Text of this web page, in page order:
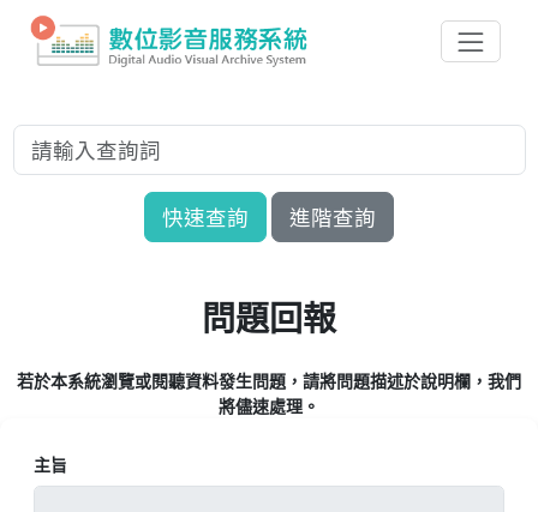
快速查詢 進階查詢
問題回報
若於本系統瀏覽或閱聽資料發生問題，請將問題描述於說明欄，我們
將儘速處理。
主旨